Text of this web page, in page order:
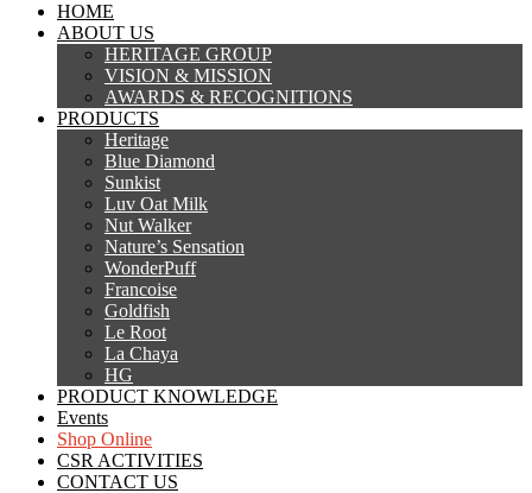
HOME
ABOUT US
HERITAGE GROUP
VISION & MISSION
AWARDS & RECOGNITIONS
PRODUCTS
Heritage
Blue Diamond
Sunkist
Luv Oat Milk
Nut Walker
Nature’s Sensation
WonderPuff
Francoise
Goldfish
Le Root
La Chaya
HG
PRODUCT KNOWLEDGE
Events
Shop Online
CSR ACTIVITIES
CONTACT US